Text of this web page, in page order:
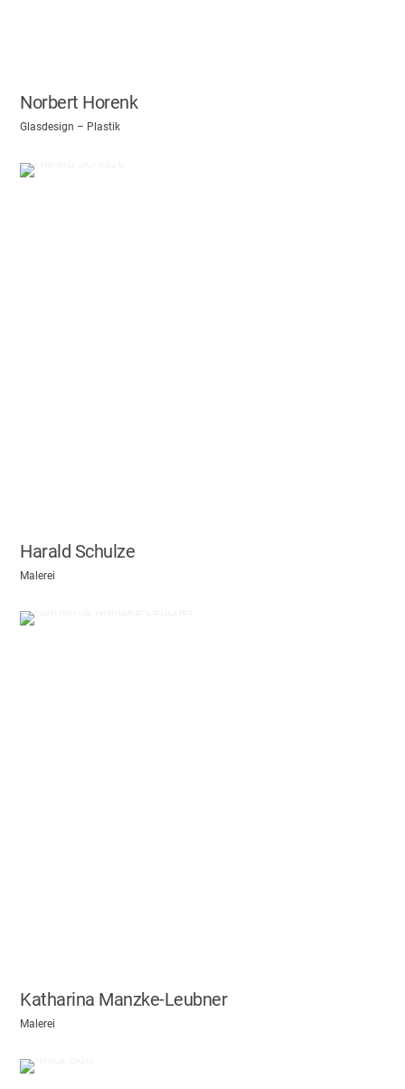
Norbert Horenk
Glasdesign – Plastik
Harald Schulze
Malerei
Katharina Manzke-Leubner
Malerei